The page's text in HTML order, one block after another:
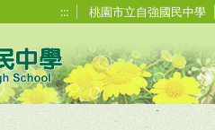
::: 桃園市立自強國民中學